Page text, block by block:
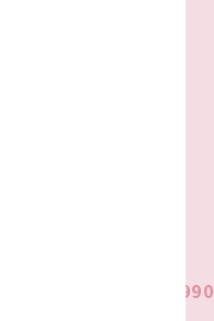
1990